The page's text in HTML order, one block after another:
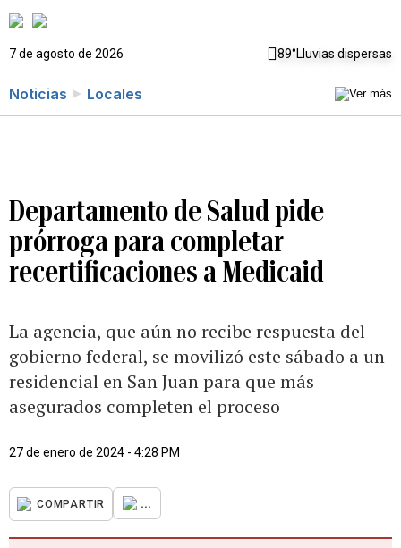
7 de agosto de 2026 89°Lluvias dispersas
Noticias Locales
Departamento de Salud pide
prórroga para completar
recertificaciones a Medicaid
La agencia, que aún no recibe respuesta del
gobierno federal, se movilizó este sábado a un
residencial en San Juan para que más
asegurados completen el proceso
27 de enero de 2024 - 4:28 PM
COMPARTIR ...